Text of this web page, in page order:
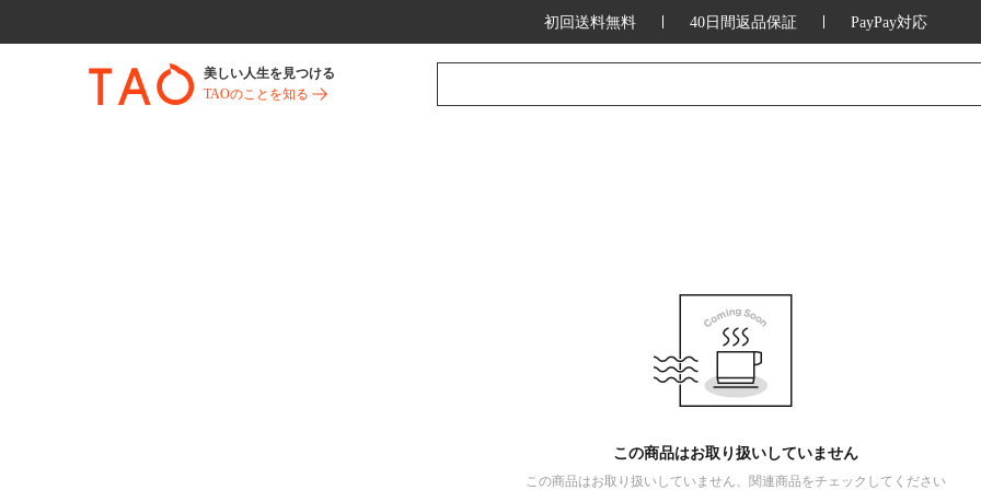
初回送料無料 40日間返品保証 PayPay対応
美しい人生を見つける
TAOのことを知る
この商品はお取り扱いしていません
この商品はお取り扱いしていません、関連商品をチェックしてください